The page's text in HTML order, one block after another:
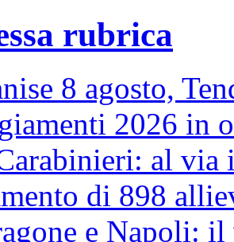
rubrica
8 agosto,
2026 in
al via
di 898
e Napoli: